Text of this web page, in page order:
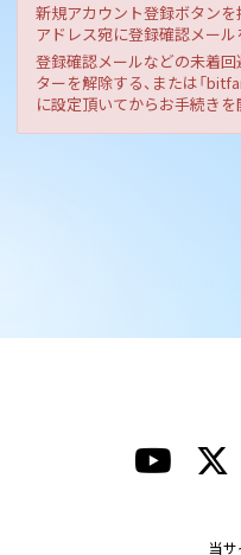
新規アカウント登録ボタンを
アドレス宛に登録確認メール
登録確認メールなどの未着回
ターを解除する、または「
に設定頂いてからお手続きを
当